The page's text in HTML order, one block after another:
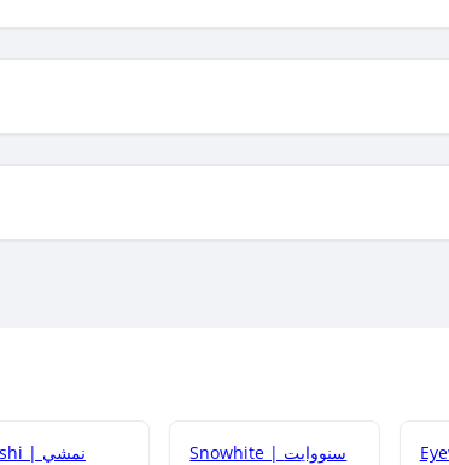
Namshi | نمشي Snowhite | سنووايت